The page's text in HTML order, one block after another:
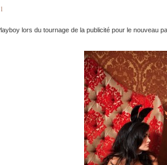
lors du tournage de la publicité pour le nouveau